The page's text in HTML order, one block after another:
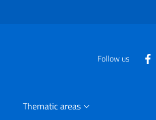
Follow us
Thematic areas